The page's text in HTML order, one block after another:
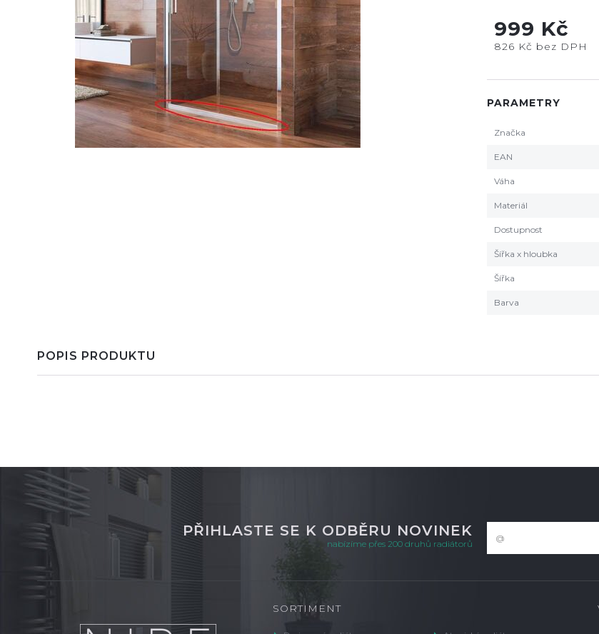
999 Kč
826 Kč bez DPH
PARAMETRY
Značka
EAN
Váha
Materiál
Dostupnost
Šířka x hloubka
Šířka
Barva
POPIS PRODUKTU
PŘIHLASTE SE K ODBĚRU NOVINEK
nabízíme přes 200 druhů radiátorů
SORTIMENT